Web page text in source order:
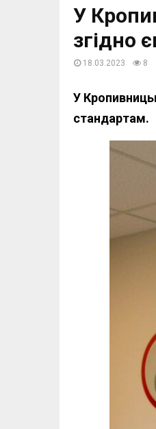
У
згідно
18.03.2023 8
У
стандартам.